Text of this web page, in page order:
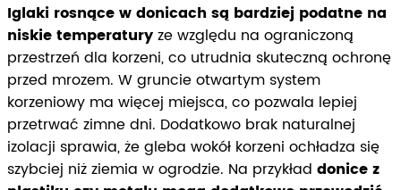
Iglaki rosnące w donicach są bardziej podatne na
niskie temperaturyze względu na ograniczoną
przestrzeń dla korzeni, co utrudnia skuteczną ochronę
przed mrozem. W gruncie otwartym system
korzeniowy ma więcej miejsca, co pozwala lepiej
przetrwać zimne dni. Dodatkowo brak naturalnej
izolacji sprawia, że gleba wokół korzeni ochładza się
szybciej niż ziemia w ogrodzie. Na przykład donice z